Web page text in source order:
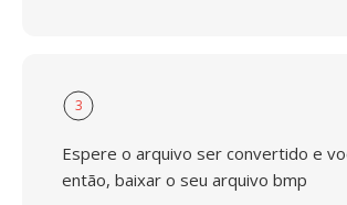
3
Espere o arquivo ser convertido e
então, baixar o seu arquivo bmp